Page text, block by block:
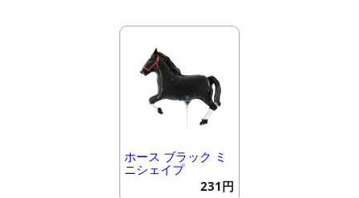
ホース ブラック ミ
ニシェイプ
231円